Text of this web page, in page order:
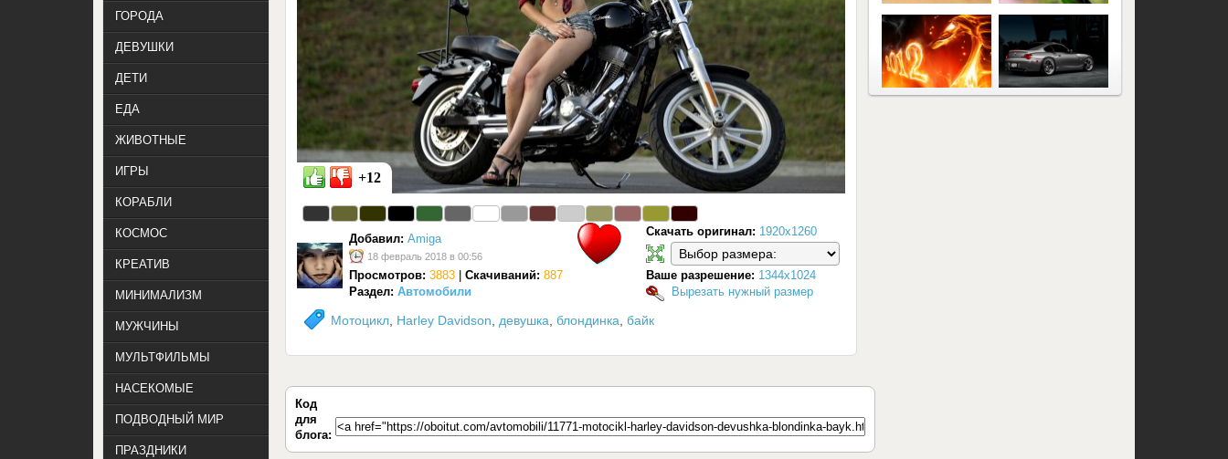
Мотоцикл Harley Davidson девушка блондинка байк
Добавил: Amiga
18 февраль 2018 в 00:56
Просмотров: 3883 Скачиваний: 887
+12
Скачать оригинал: 1920x1260
Ваше разрешение: 1344x1024
Вырезать нужный размер
Раздел: Автомобили
Код
для
блога:
ГОРОДА
ДЕВУШКИ
ДЕТИ
ЕДА
ЖИВОТНЫЕ
ИГРЫ
КОРАБЛИ
КОСМОС
КРЕАТИВ
МИНИМАЛИЗМ
МУЖЧИНЫ
МУЛЬТФИЛЬМЫ
НАСЕКОМЫЕ
ПОДВОДНЫЙ МИР
ПРАЗДНИКИ